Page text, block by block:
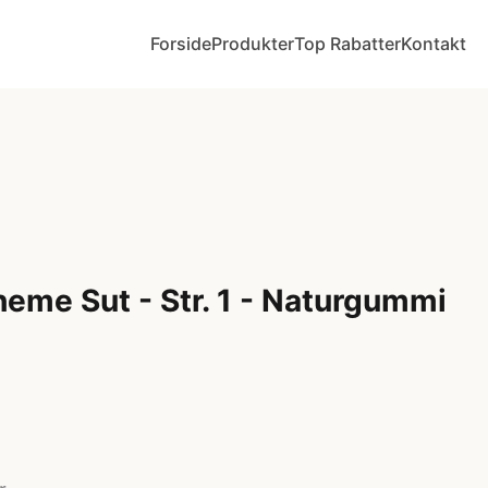
ForsideProdukterTop RabatterKontakt
Sut - Str. 1 - Naturgummi